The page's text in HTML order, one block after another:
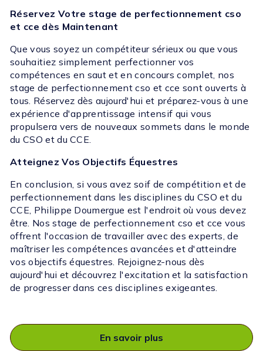
Réservez Votre stage de perfectionnement cso
et cce dès Maintenant
Que vous soyez un compétiteur sérieux ou que vous
souhaitiez simplement perfectionner vos
compétences en saut et en concours complet, nos
stage de perfectionnement cso et cce sont ouverts à
tous. Réservez dès aujourd'hui et préparez-vous à une
expérience d'apprentissage intensif qui vous
propulsera vers de nouveaux sommets dans le monde
du CSO et du CCE.
Atteignez Vos Objectifs Équestres
En conclusion, si vous avez soif de compétition et de
perfectionnement dans les disciplines du CSO et du
CCE, Philippe Doumergue est l'endroit où vous devez
être. Nos stage de perfectionnement cso et cce vous
offrent l'occasion de travailler avec des experts, de
maîtriser les compétences avancées et d'atteindre
vos objectifs équestres. Rejoignez-nous dès
aujourd'hui et découvrez l'excitation et la satisfaction
de progresser dans ces disciplines exigeantes.
En savoir plus